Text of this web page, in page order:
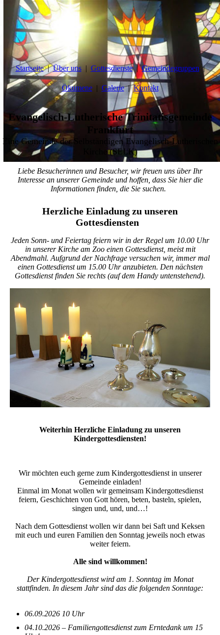
Startseite Über uns Gottesdienste Gemeindegruppen
Ökumene Galerie Kontakt
Evangelisch-Lutherische Trinitatisgemeinde
Frankfurt
Eine Gemeinde der Selbständigen Evangelisch-Lutherischen
Kirche (SELK)
Liebe Besucherinnen und Besucher, wir freuen uns über Ihr
Interesse an unserer Gemeinde und hoffen, dass Sie hier die
Informationen finden, die Sie suchen.
Herzliche Einladung zu unseren
Gottesdiensten
Jeden Sonn- und Feiertag feiern wir in der Regel um 10.00 Uhr
in unserer Kirche am Zoo einen Gottesdienst, meist mit
Abendmahl. Aufgrund der Nachfrage versuchen wir, immer mal
einen Gottesdienst um 15.00 Uhr anzubieten. Den nächsten
Gottesdienst finden Sie rechts (auf dem Handy untenstehend).
Weiterhin Herzliche Einladung zu unseren
Kindergottesdiensten!
Wir möchten euch gerne zum Kindergottesdienst in unserer
Gemeinde einladen!
Einmal im Monat wollen wir gemeinsam Kindergottesdienst
feiern, Geschichten von Gott hören, beten, basteln, spielen,
singen und, und, und…!
Nach dem Gottesdienst wollen wir dann bei Saft und Keksen
mit euch und euren Familien den Sonntag jeweils noch etwas
weiter feiern.
Alle sind willkommen!
Der Kindergottesdienst wird am 1. Sonntag im Monat
stattfinden. In diesem Jahr sind das die folgenden Sonntage:
06.09.2026 10 Uhr
04.10.2026 – Familiengottesdienst zum Erntedank um 15